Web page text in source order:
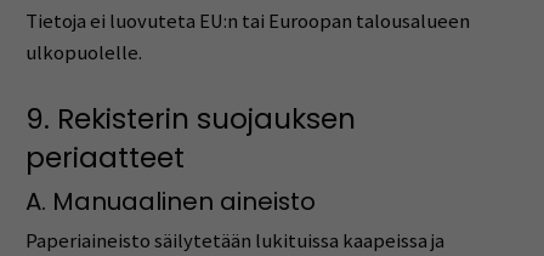
Tietoja ei luovuteta EU:n tai Euroopan talousalueen
ulkopuolelle.
9. Rekisterin suojauksen
periaatteet
A. Manuaalinen aineisto
Paperiaineisto säilytetään lukituissa kaapeissa ja